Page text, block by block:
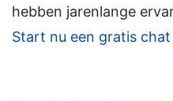
hebben jarenlange
Start nu een gratis chat